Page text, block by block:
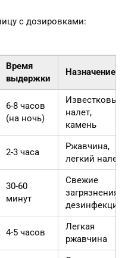
с дозировками:
Время
выдержки
Назначение
6-8 часов
(на ночь)
Известковый
налет,
камень
2-3 часа
Ржавчина,
легкий налет
30-60
минут
Свежие
загрязнения,
дезинфекция
4-5 часов
Легкая
ржавчина